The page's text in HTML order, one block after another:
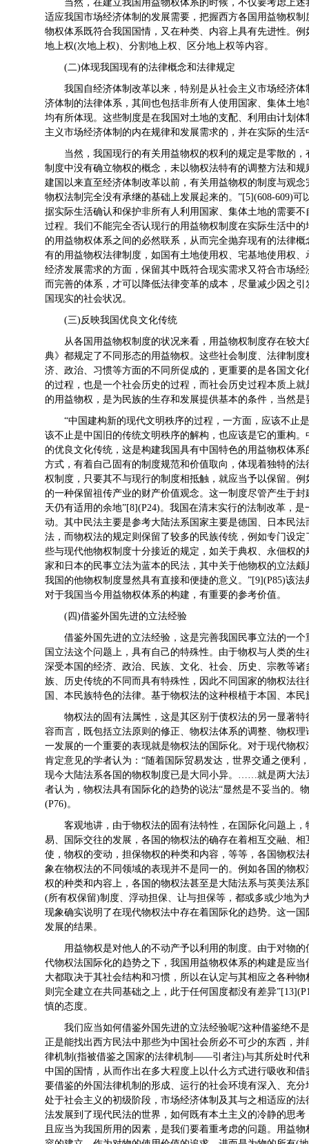
当然，在建立我国用益物权体系的时候，不仅要考虑上
适应我国市场经济体制的发展需要，把握西方各国用益物权
物权体系既符合我国国情，又在种类、内容上具有先进性。
地上权(次地上权)、分割地上权、区分地上权等内容。
(二)体现我国现有的法律概念和法律规定
我国自经济体制改革以来，特别是从社会主义市场经济
济体制的法律体系，其间也包括非所有人使用国家、集体土
均有所体现。这些制度是在我国对土地的支配、利用由计划
主义市场经济体制的内在规律和发展需求的，并在实际的生
当然，我国现行的有关用益物权的权利的规定是零散的
制度中没有确立物权的概念，未以物权法特有的调整方法和
建国以来直至经济体制改革以前，有关用益物权的制度与观
物权法制完全没有承继的基础上发展起来的。”[5](608-609)
据实际生活确认和保护非所有人利用国家、集体土地的需要
过程。我们不能完全否认现行的用益物权制度在实际生活中
的用益物权体系之间的必然联系，从而完全抛弃现有的法律
有的用益物权法律制度，如国有土地使用权、宅基地使用权
经济发展需求的方面，保留其中既符合现实需求又符合市场
而完善的体系，才可以降低法律变革的成本，尽量减少因之
国现实的社会状况。
(三)反映我国优良文化传统
从各国用益物权制度的状况来看，用益物权制度存在较
典》都规定了不同形态的用益物权。这些社会制度、法律制
济、政治、习惯等方面的不同所促成的，更重要的是各国文
的过程，也是一个社会历史的过程，而社会历史过程本质上
的用益物权，是为民族的生存和发展提供基本的条件，当然
“中国建构新的现代文明秩序的过程，一方面，应该不止
该不止是中国旧的传统文明秩序的解构，也应该是它的重构。
的优良文化传统，这是构建我国具有中国特色的用益物权体
方式，有着自己固有的制度规范和价值取向，体现着独特的
权制度，只要其不与现行的制度相抵触，就应当予以保留。
的一种保留祖传产业的财产价值观念。这一制度尽管产生于
天仍有适用的余地”[8](P24)。我国在清末实行的法制改革，
动。其中民法主要是参考大陆法系国家主要是德国、日本民
法，而物权法的规定则保留了较多的民族传统，例如专门设
些与现代他物权制度十分接近的规定，如关于典权、永佃权
家和日本的民事立法为蓝本的民法，其中关于他物权的立法
我国的他物权制度显然具有直接和便捷的意义。”[9](P85)该
对于我国当今用益物权体系的构建，有重要的参考价值。
(四)借鉴外国先进的立法经验
借鉴外国先进的立法经验，这是完善我国民事立法的一
国立法这个问题上，具有自己的特殊性。由于物权与人类的
深受本国的经济、政治、民族、文化、社会、历史、宗教等
族、历史传统的不同而具有特殊性，因此不同国家的物权法
国、本民族特色的法律。基于物权法的这种根植于本国、本
物权法的固有法属性，这是其区别于债权法的另一显著
容而言，既包括立法原则的修正、物权法体系的调整、物权
一发展的一个重要的表现就是物权法的国际化。对于现代物
肯定意见的学者认为：“随着国际贸易发达，世界交通之便利
现今大陆法系各国的物权制度已是大同小异。……就是两大法
者认为，物权法具有国际化的趋势的说法“显然是不妥当的。
(P76)。
客观地讲，由于物权法的固有法特性，在国际化问题上
易、国际交往的发展，各国的物权法的确存在着相互交融、
使，物权的变动，担保物权的种类和内容，等等，各国物权
象在物权法的不同领域的表现并不是同一的。例如各国的物
权的种类和内容上，各国的物权法甚至是大陆法系与英美法
(所有权保留)制度、浮动担保、让与担保等，都或多或少地
现象确实说明了在现代物权法中存在着国际化的趋势。这一
发展的结果。
用益物权是对他人的不动产予以利用的制度。由于对物
代物权法国际化的趋势之下，我国用益物权体系的构建是应
大都取决于其社会结构和习惯，所以在认定与其相应之各种
则完全建立在共同基础之上，此于任何国度都没有差异
慎的态度。
我们应当如何借鉴外国先进的立法经验呢?这种借鉴绝不
正是能找出西方民法中那些为中国社会所必不可少的东西，
律机制(指被借鉴之国家的法律机制——引者注)与其所处时代
中国的国情，从而作出在多大程度上以什么方式进行吸收和
要借鉴的外国法律机制的形成、运行的社会环境有深入、充
处于社会主义的初级阶段，市场经济体制及其与之相适应的
法发展到了现代民法的世界，如何既有本土主义的冷静的思
且应当为我国所用的因素，是我们要着重考虑的问题。用益